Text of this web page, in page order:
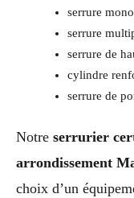
serrure
serrure
serrure de
cylindre
serrure de
Notre serrurier
arrondissement
choix d’un